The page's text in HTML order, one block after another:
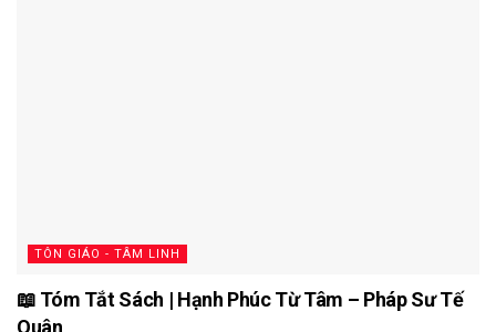
TÔN GIÁO - TÂM LINH
📖 Tóm Tắt Sách | Hạnh Phúc Từ Tâm – Pháp Sư Tế
Quân